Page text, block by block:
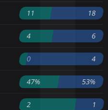
11 18
4 6
0 4
47% 53%
2 1